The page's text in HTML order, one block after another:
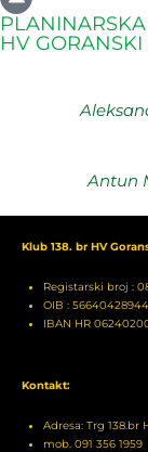
HV GORANSKI
Antun
Klub 138. br HV
Registarski broj :
OIB : 56640428944
IBAN HR
Kontakt:
Adresa: Trg 138.br
mob. 091 356 1959